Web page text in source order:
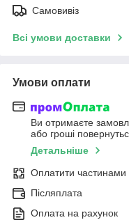
Самовивіз
Всі умови доставки
Умови оплати
Ви отримаєте
або гроші
Детальніше
Оплатити частинами
Післяплата
Оплата на рахунок